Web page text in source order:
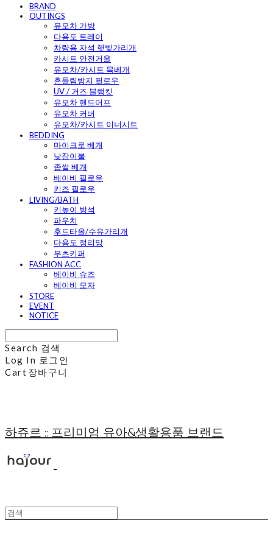
BRAND
OUTINGS
유모차 가방
다용도 트레이
차량용 자석 햇빛가리개
카시트 안전거울
유모차/카시트 목베개
흔들림방지 필로우
UV / 거즈 블랭킷
유모차 핸드머프
유모차 커버
유모차/카시트 이너시트
BEDDING
마이크로 베개
낮잠이불
좁쌀 베개
베이비 필로우
키즈 필로우
LIVING/BATH
키높이 방석
파우치
후드타올/수유가리개
다용도 정리망
부츠키퍼
FASHION ACC
베이비 슈즈
베이비 모자
STORE
EVENT
NOTICE
Search 검색
Log In 로그인
Cart 장바구니
하쥬르 :: 프리미엄 유아&생활용품 브랜드